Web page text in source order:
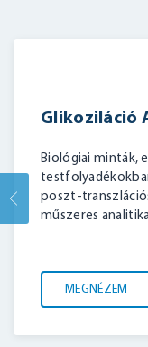
Glikoziláció
Biológiai minták,
poszt-
műszeres
MEGNÉZEM